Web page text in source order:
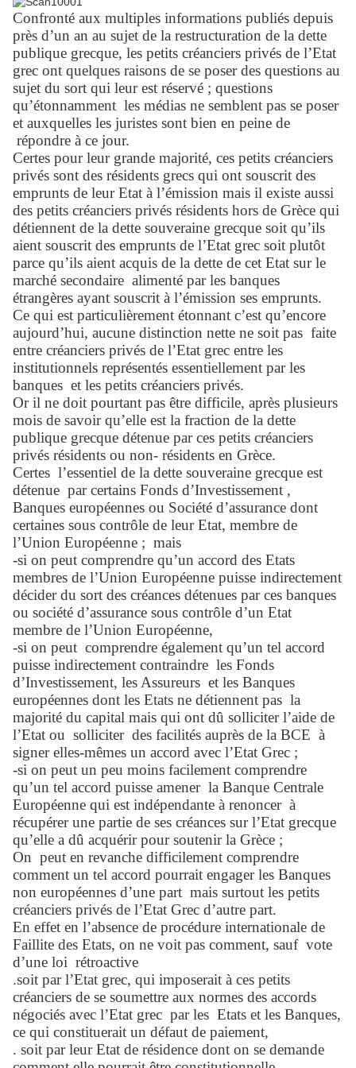
Confronté aux multiples informations publiés depuis
près d’un an au sujet de la restructuration de la dette
publique grecque, les petits créanciers privés de l’Etat
grec ont quelques raisons de se poser des questions au
sujet du sort qui leur est réservé ; questions
qu’étonnamment les médias ne semblent pas se poser
et auxquelles les juristes sont bien en peine de
répondre à ce jour.
Certes pour leur grande majorité, ces petits créanciers
privés sont des résidents grecs qui ont souscrit des
emprunts de leur Etat à l’émission mais il existe aussi
des petits créanciers privés résidents hors de Grèce qui
détiennent de la dette souveraine grecque soit qu’ils
aient souscrit des emprunts de l’Etat grec soit plutôt
parce qu’ils aient acquis de la dette de cet Etat sur le
marché secondaire alimenté par les banques
étrangères ayant souscrit à l’émission ses emprunts.
Ce qui est particulièrement étonnant c’est qu’encore
aujourd’hui, aucune distinction nette ne soit pas faite
entre créanciers privés de l’Etat grec entre les
institutionnels représentés essentiellement par les
banques et les petits créanciers privés.
Or il ne doit pourtant pas être difficile, après plusieurs
mois de savoir qu’elle est la fraction de la dette
publique grecque détenue par ces petits créanciers
privés résidents ou non- résidents en Grèce.
Certes l’essentiel de la dette souveraine grecque est
détenue par certains Fonds d’Investissement ,
Banques européennes ou Société d’assurance dont
certaines sous contrôle de leur Etat, membre de
l’Union Européenne ; mais
-si on peut comprendre qu’un accord des Etats
membres de l’Union Européenne puisse indirectement
décider du sort des créances détenues par ces banques
ou société d’assurance sous contrôle d’un Etat
membre de l’Union Européenne,
-si on peut comprendre également qu’un tel accord
puisse indirectement contraindre les Fonds
d’Investissement, les Assureurs et les Banques
européennes dont les Etats ne détiennent pas la
majorité du capital mais qui ont dû solliciter l’aide de
l’Etat ou solliciter des facilités auprès de la BCE à
signer elles-mêmes un accord avec l’Etat Grec ;
-si on peut un peu moins facilement comprendre
qu’un tel accord puisse amener la Banque Centrale
Européenne qui est indépendante à renoncer à
récupérer une partie de ses créances sur l’Etat grecque
qu’elle a dû acquérir pour soutenir la Grèce ;
On peut en revanche difficilement comprendre
comment un tel accord pourrait engager les Banques
non européennes d’une part mais surtout les petits
créanciers privés de l’Etat Grec d’autre part.
En effet en l’absence de procédure internationale de
Faillite des Etats, on ne voit pas comment, sauf vote
d’une loi rétroactive
.soit par l’Etat grec, qui imposerait à ces petits
créanciers de se soumettre aux normes des accords
négociés avec l’Etat grec par les Etats et les Banques,
ce qui constituerait un défaut de paiement,
. soit par leur Etat de résidence dont on se demande